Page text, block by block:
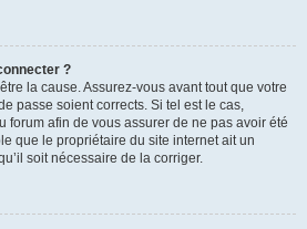
?
la cause. Assurez-vous avant tout que votre
passe soient corrects. Si tel est le cas,
forum afin de vous assurer de ne pas avoir été
que le propriétaire du site internet ait un
soit nécessaire de la corriger.